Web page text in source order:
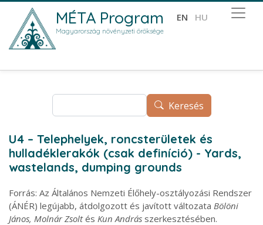
Ugrás a tartalomra
Keresés
MÉTA Program
Magyarország növényzeti öröksége
EN HU
U4 – Telephelyek, roncsterületek és
hulladéklerakók (csak definíció) - Yards,
wastelands, dumping grounds
Forrás: Az Általános Nemzeti Élőhely-osztályozási Rendszer
(ÁNÉR) legújabb, átdolgozott és javított változata Bölöni
János, Molnár Zsoltés Kun András szerkesztésében.